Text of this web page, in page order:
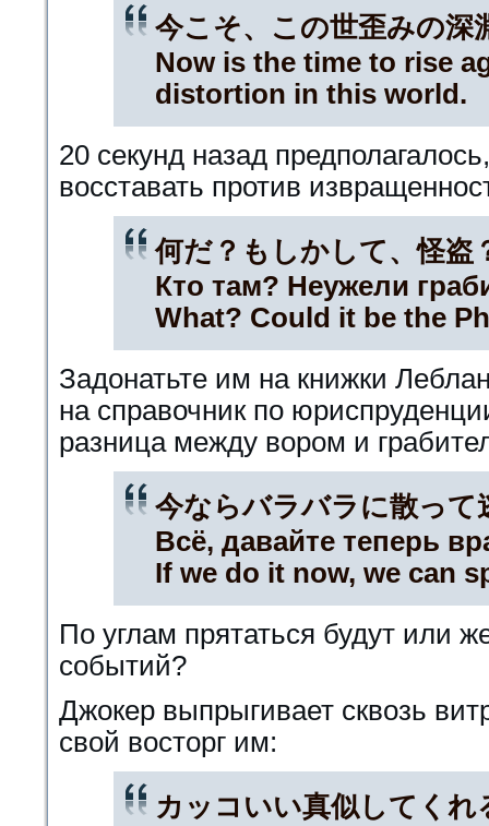
今こそ、この世歪みの深
Now is the time to rise
distortion in this world.
20 секунд назад
восставать против
何だ？もしかして、怪盗
Кто там? Неужели
What? Could it be the
Задонатьте им на книжки
на справочник по
разница между вором и
今ならバラバラに散って
Всё, давайте теперь
If we do it now, we can
По углам прятаться будут или
событий?
Джокер выпрыгивает сквозь
свой восторг им:
カッコいい真似してくれ